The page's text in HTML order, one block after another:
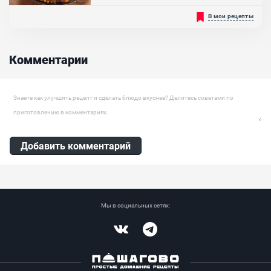
Тыква - удивительный овощ, из которого легко приготовить
вкусные блюда! Из нее делают супы, каши и даже необычные
В мои рецепты
Комментарии
Оставить комментарий
Добавить комментарий
Мы в социальных сетях: